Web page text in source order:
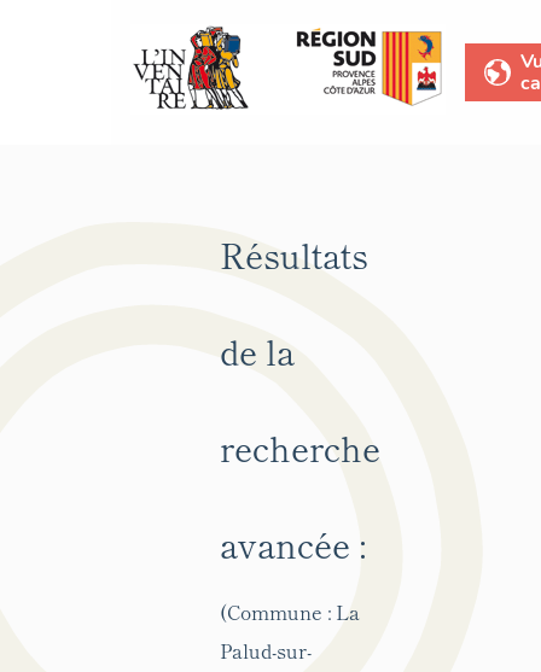
Résultats
de la
recherche
avancée :
(Commune : La
Palud-sur-